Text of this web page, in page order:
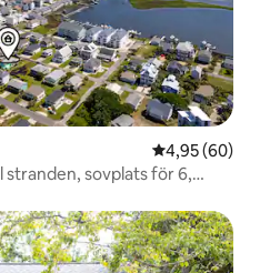
4,95 av 5 i
4,95 (60)
stranden, sovplats för 6,